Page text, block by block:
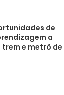
de
a
e metrô de